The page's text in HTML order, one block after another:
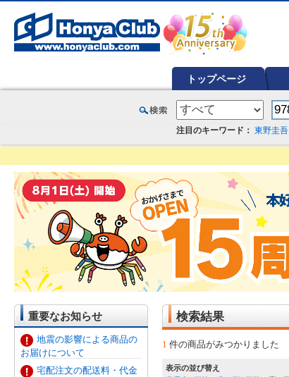
トップページ
注目のキーワード： 東野圭吾
重要なお知らせ
地震の影響による商品の
お届けについて
宅配注文の配送料・代金
検索結果
1 件の商品がみつかりました
表示の並び替え